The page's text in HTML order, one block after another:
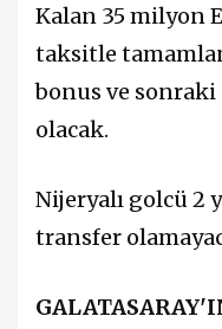
Kalan 35 milyon
taksitle
bonus ve sonraki
olacak.
Nijeryalı golcü 2
transfer